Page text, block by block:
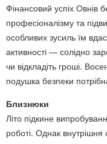
Фінансовий успіх Овнів
професіоналізму та
особливих зусиль їм
активності — солідно
чи відкладіть гроші.
подушка безпеки
Близнюки
Літо підкине
роботі. Однак